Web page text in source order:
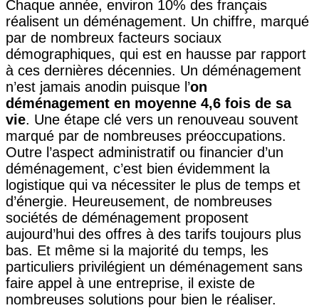
Chaque année, environ 10% des français
réalisent un déménagement. Un chiffre, marqué
par de nombreux facteurs sociaux
démographiques, qui est en hausse par rapport
à ces dernières décennies. Un déménagement
n’est jamais anodin puisque l’on
déménagement en moyenne 4,6 fois de sa
vie. Une étape clé vers un renouveau souvent
marqué par de nombreuses préoccupations.
Outre l’aspect administratif ou financier d’un
déménagement, c’est bien évidemment la
logistique qui va nécessiter le plus de temps et
d’énergie. Heureusement, de nombreuses
sociétés de déménagement proposent
aujourd’hui des offres à des tarifs toujours plus
bas. Et même si la majorité du temps, les
particuliers privilégient un déménagement sans
faire appel à une entreprise, il existe de
nombreuses solutions pour bien le réaliser.